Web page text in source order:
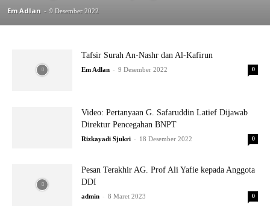
Em Adlan - 9 Desember 2022
Tafsir Surah An-Nashr dan Al-Kafirun
Em Adlan - 9 Desember 2022 0
Video: Pertanyaan G. Safaruddin Latief Dijawab
Direktur Pencegahan BNPT
Rizkayadi Sjukri - 18 Desember 2022 0
Pesan Terakhir AG. Prof Ali Yafie kepada Anggota
DDI
admin - 8 Maret 2023 0